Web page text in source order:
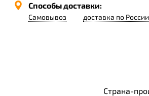
Способы доставки:
Самовывоз доставка по России
Страна-